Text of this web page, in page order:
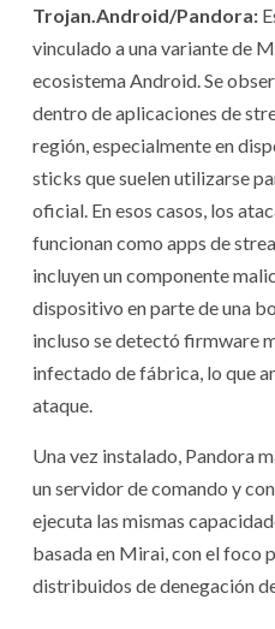
Trojan.Android/Pandora:
vinculado a una variante de
ecosistema Android. Se
dentro de aplicaciones de
región, especialmente en
sticks que suelen utilizarse
oficial. En esos casos, los
funcionan como apps de
incluyen un componente
dispositivo en parte de una
incluso se detectó firmware
infectado de fábrica, lo que
ataque.
Una vez instalado, Pandora
un servidor de comando y
ejecuta las mismas
basada en Mirai, con el foco
distribuidos de denegación